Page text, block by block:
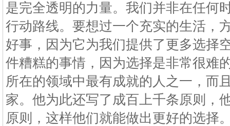
是完全透明的力量。我们并非在任何
行动路线。要想过一个充实的生活，
好事，因为它为我们提供了更多选择
件糟糕的事情，因为选择是非常很难
所在的领域中最有成就的人之一，而
家。他为此还写了成百上千条原则，
原则，这样他们就能做出更好的选择